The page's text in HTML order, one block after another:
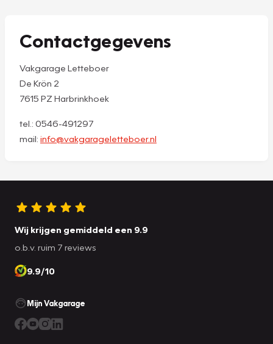
Contactgegevens
Vakgarage Letteboer
De Krön 2
7615 PZ Harbrinkhoek
tel.: 0546-491297
mail: info@vakgarageletteboer.nl
Wij krijgen gemiddeld een 9.9
o.b.v. ruim 7 reviews
9.9/10
Mijn Vakgarage